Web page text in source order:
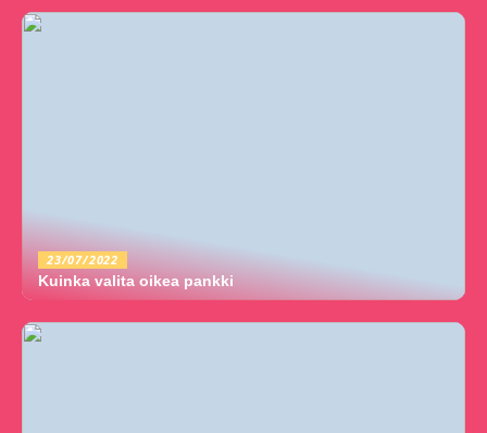
23/07/2022
Kuinka valita oikea pankki